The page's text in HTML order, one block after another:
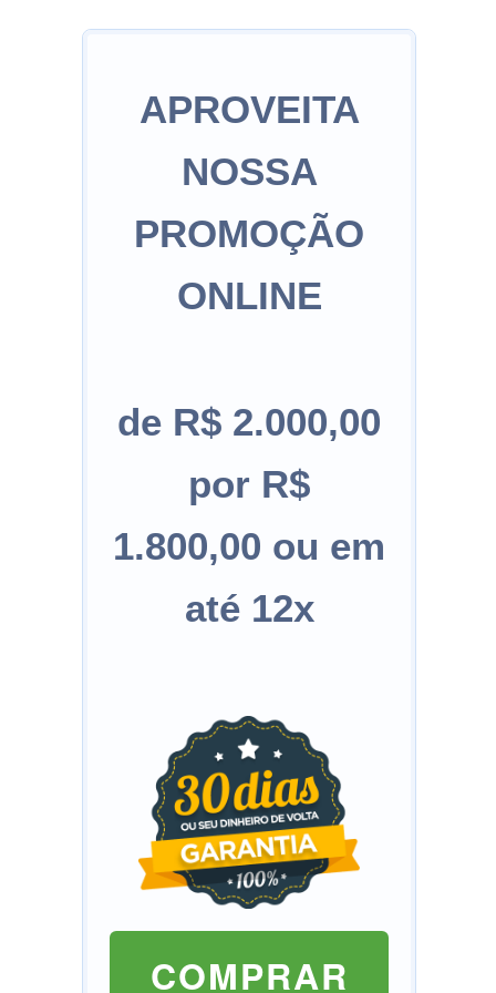
APROVEITA
NOSSA
PROMOÇÃO
ONLINE
de R$ 2.000,00
por R$
1.800,00 ou em
até 12x
COMPRAR